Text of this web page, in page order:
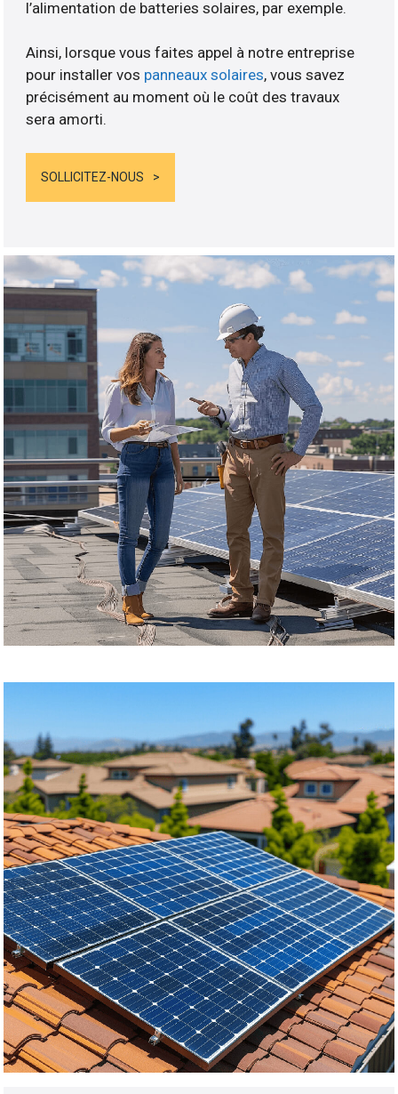
l’alimentation de batteries solaires, par exemple.
Ainsi, lorsque vous faites appel à notre entreprise
pour installer vos panneaux solaires, vous savez
précisément au moment où le coût des travaux
sera amorti.
SOLLICITEZ-NOUS